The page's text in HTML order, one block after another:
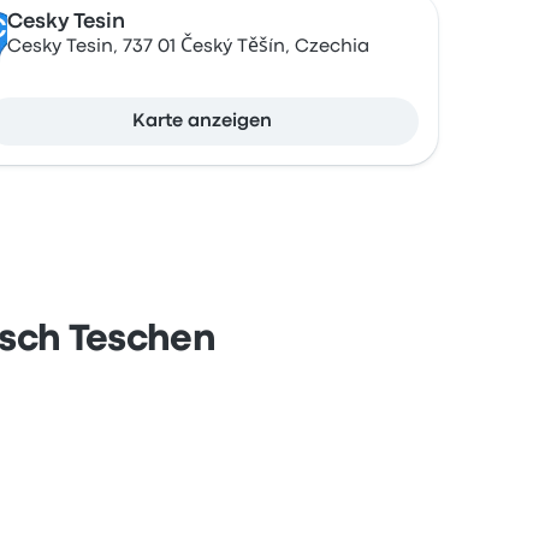
Cesky Tesin
Cesky Tesin, 737 01 Český Těšín, Czechia
Karte anzeigen
Teschen